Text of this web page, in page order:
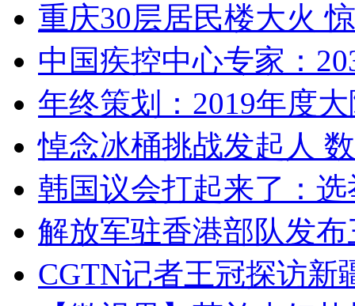
重庆30层居民楼大火
中国疾控中心专家：
年终策划：2019年度
悼念冰桶挑战发起人
韩国议会打起来了：
解放军驻香港部队发
CGTN记者王冠探访新